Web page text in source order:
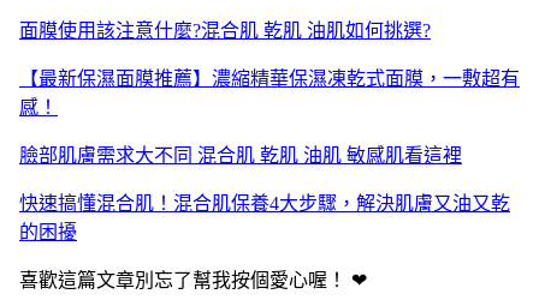
面膜使用該注意什麼?混合肌 乾肌 油肌如何挑選?
【最新保濕面膜推薦】濃縮精華保濕凍乾式面膜，一敷超有
感！
臉部肌膚需求大不同 混合肌 乾肌 油肌 敏感肌看這裡
快速搞懂混合肌！混合肌保養4大步驟，解決肌膚又油又乾
的困擾
喜歡這篇文章別忘了幫我按個愛心喔！ ❤